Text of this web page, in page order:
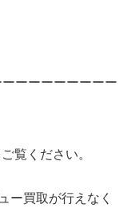
ーーーーーーーー
覧ください。
ー買取が行えなく